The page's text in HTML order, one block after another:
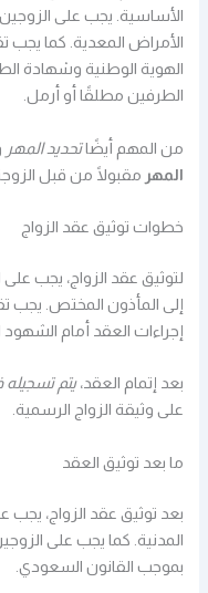
الأساسية. يجب على
الأمراض المعدية. كما يجب
الهوية الوطنية وشهادة
الطرفين مطلقًا أو أرمل.
من المهم أيضًاتحديد المهر
المهر مقبولًا من قبل
خطوات توثيق عقد الزواج
لتوثيق عقد الزواج، يجب
إلى المأذون المختص. يجب
إجراءات العقد أمام الشهود
بعد إتمام العقد،يتم
على وثيقة الزواج الرسمية.
ما بعد توثيق العقد
بعد توثيق عقد الزواج،
المدنية. كما يجب على
بموجب القانون السعودي.